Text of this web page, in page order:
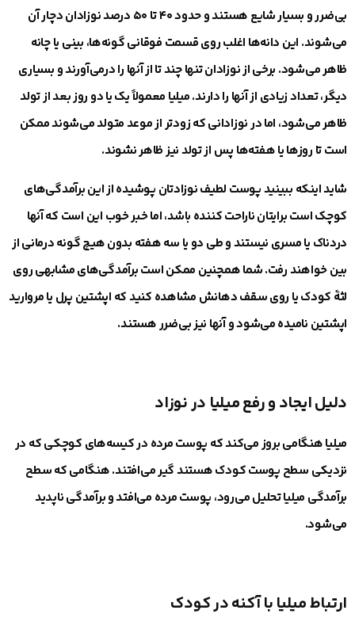
بی‌ضرر و بسیار شایع هستند و حدود ۴۰ تا ۵۰ درصد نوزادان دچار آن
می‌شوند. این دانه‌ها اغلب روی قسمت فوقانی گونه‌ها، بینی یا چانه
ظاهر می‌شود. برخی از نوزادان تنها چند تا از آنها را درمی‌آورند و بسیاری
دیگر، تعداد زیادی از آنها را دارند. میلیا معمولاً یک یا دو روز بعد از تولد
ظاهر می‌شود، اما در نوزادانی که زودتر از موعد متولد می‌شوند ممکن
است تا روزها یا هفته‌ها پس از تولد نیز ظاهر نشوند.
شاید اینکه ببینید پوست لطیف نوزادتان پوشیده از این برآمدگی‌های
کوچک است برایتان ناراحت کننده باشد، اما خبر خوب این است که آنها
دردناک یا مسری نیستند و طی دو یا سه هفته بدون هیچ گونه درمانی از
بین خواهند رفت. شما همچنین ممکن است برآمدگی‌های مشابهی روی
لثهٔ کودک یا روی سقف دهانش مشاهده کنید که اپشتین پرل یا مروارید
اپشتین نامیده می‌شود و آنها نیز بی‌ضرر هستند.
دلیل ایجاد و رفع میلیا در نوزاد
میلیا هنگامی بروز می‌کند که پوست مرده در کیسه‌های کوچکی که در
نزدیکی سطح پوست کودک هستند گیر می‌افتند. هنگامی که سطح
برآمدگی میلیا تحلیل می‌رود، پوست مرده می‌افتد و برآمدگی ناپدید
می‌شود.
ارتباط میلیا با آکنه در کودک